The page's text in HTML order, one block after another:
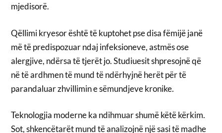
mjedisorë.
Qëllimi kryesor është të kuptohet pse disa fëmijë janë
më të predispozuar ndaj infeksioneve, astmës ose
alergjive, ndërsa të tjerët jo. Studiuesit shpresojnë që
në të ardhmen të mund të ndërhyjnë herët për të
parandaluar zhvillimin e sëmundjeve kronike.
Teknologjia moderne ka ndihmuar shumë këtë kërkim.
Sot, shkencëtarët mund të analizojnë një sasi të madhe